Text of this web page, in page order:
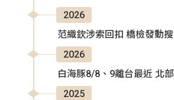
2026
范織欽涉索回扣 橋檢發動
2026
白海豚8/8、9離台最近 北
2025